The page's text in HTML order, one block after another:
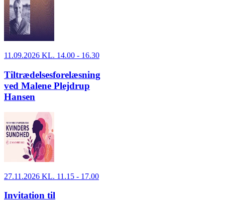
11.09.2026 KL. 14.00 - 16.30
Tiltrædelsesforelæsning
ved Malene Plejdrup
Hansen
27.11.2026 KL. 11.15 - 17.00
Invitation til